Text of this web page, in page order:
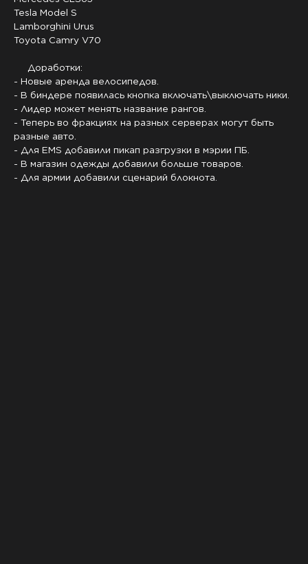
Tesla Model S
Lamborghini Urus
Toyota Camry V70
Доработки:
- Новые аренда велосипедов.
- В биндере появилась кнопка включать\выключать ники.
- Лидер может менять название рангов.
- Теперь во фракциях на разных серверах могут быть
разные авто.
- Для EMS добавили пикап разгрузки в мэрии ПБ.
- В магазин одежды добавили больше товаров.
- Для армии добавили сценарий блокнота.